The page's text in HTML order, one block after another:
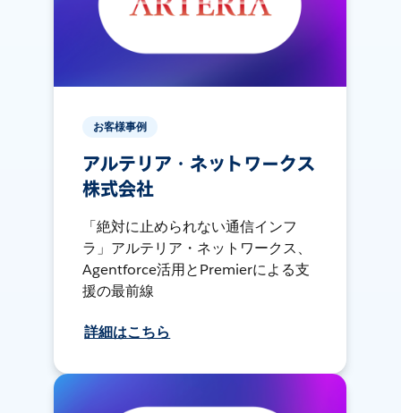
お客様事例
アルテリア・ネットワークス
株式会社
「絶対に止められない通信インフ
ラ」アルテリア・ネットワークス、
Agentforce活用とPremierによる支
援の最前線
詳細はこちら